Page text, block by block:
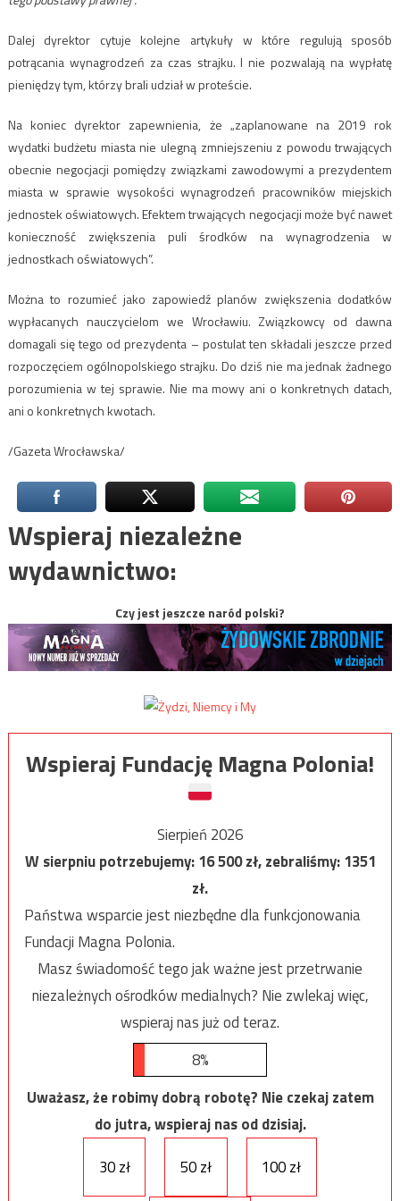
Dalej dyrektor cytuje kolejne artykuły w które regulują sposób
potrącania wynagrodzeń za czas strajku. I nie pozwalają na wypłatę
pieniędzy tym, którzy brali udział w proteście.
Na koniec dyrektor zapewnienia, że „zaplanowane na 2019 rok
wydatki budżetu miasta nie ulegną zmniejszeniu z powodu trwających
obecnie negocjacji pomiędzy związkami zawodowymi a prezydentem
miasta w sprawie wysokości wynagrodzeń pracowników miejskich
jednostek oświatowych. Efektem trwających negocjacji może być nawet
konieczność zwiększenia puli środków na wynagrodzenia w
jednostkach oświatowych”.
Można to rozumieć jako zapowiedź planów zwiększenia dodatków
wypłacanych nauczycielom we Wrocławiu. Związkowcy od dawna
domagali się tego od prezydenta – postulat ten składali jeszcze przed
rozpoczęciem ogólnopolskiego strajku. Do dziś nie ma jednak żadnego
porozumienia w tej sprawie. Nie ma mowy ani o konkretnych datach,
ani o konkretnych kwotach.
/Gazeta Wrocławska/
Wspieraj niezależne
wydawnictwo:
Czy jest jeszcze naród polski?
Wspieraj Fundację Magna Polonia!
Sierpień 2026
W sierpniu potrzebujemy:16 500zł, zebraliśmy:1351
zł.
Państwa wsparcie jest niezbędne dla funkcjonowania
Fundacji Magna Polonia.
Masz świadomość tego jak ważne jest przetrwanie
niezależnych ośrodków medialnych? Nie zwlekaj więc,
wspieraj nas już od teraz.
8%
Uważasz, że robimy dobrą robotę? Nie czekaj zatem
do jutra, wspieraj nas od dzisiaj.
30 zł
50 zł 100 zł